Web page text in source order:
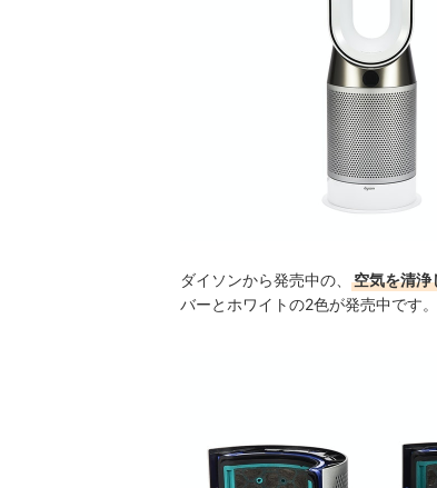
ダイソンから発売中の、 空気を清浄
バーとホワイトの2色が発売中です。